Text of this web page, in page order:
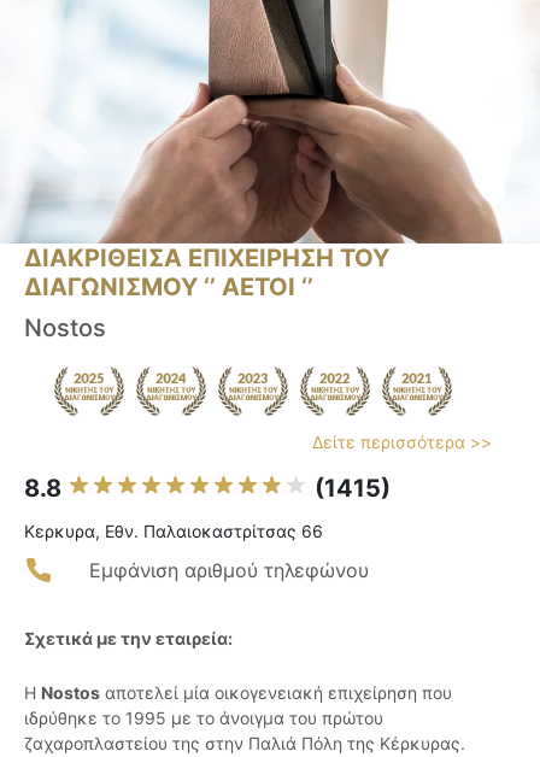
ΔΙΑΚΡΙΘΕΙΣΑ ΕΠΙΧΕΙΡΗΣΗ ΤΟΥ
ΔΙΑΓΩΝΙΣΜΟΥ ‘’ ΑΕΤΟΙ ‘’
Nostos
Δείτε περισσότερα >>
8.8 (1415)
Κερκυρα, Εθν. Παλαιοκαστρίτσας 66
Εμφάνιση αριθμού τηλεφώνου
Σχετικά με την εταιρεία:
Η Nostos αποτελεί μία οικογενειακή επιχείρηση που
ιδρύθηκε το 1995 με το άνοιγμα του πρώτου
ζαχαροπλαστείου της στην Παλιά Πόλη της Κέρκυρας.